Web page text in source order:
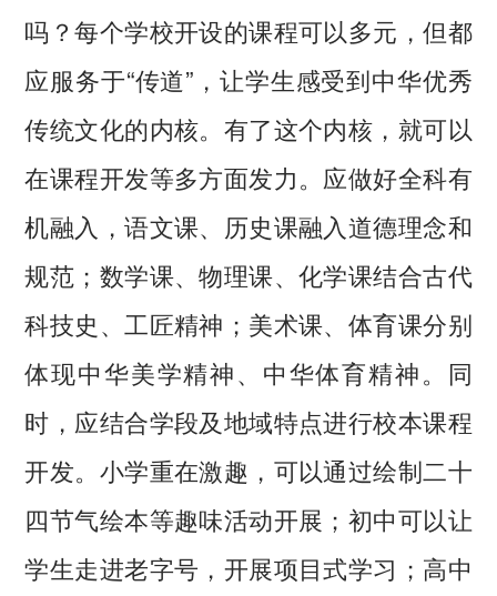
吗？每个学校开设的课程可以多元，但都
应服务于“传道”，让学生感受到中华优秀
传统文化的内核。有了这个内核，就可以
在课程开发等多方面发力。应做好全科有
机融入，语文课、历史课融入道德理念和
规范；数学课、物理课、化学课结合古代
科技史、工匠精神；美术课、体育课分别
体现中华美学精神、中华体育精神。同
时，应结合学段及地域特点进行校本课程
开发。小学重在激趣，可以通过绘制二十
四节气绘本等趣味活动开展；初中可以让
学生走进老字号，开展项目式学习；高中